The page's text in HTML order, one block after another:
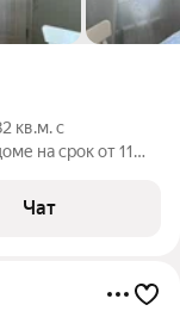
кв.м. с
на срок от 11
Чат